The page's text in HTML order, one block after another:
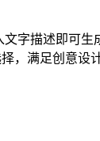
字描述即可生
，满足创意设